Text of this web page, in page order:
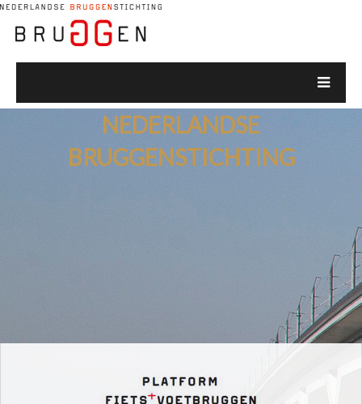
NEDERLANDSE
BRUGGENSTICHTING